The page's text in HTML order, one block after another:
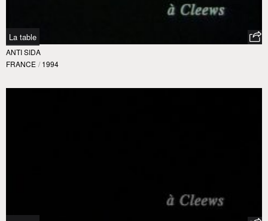
La table
ANTI SIDA
FRANCE / 1994